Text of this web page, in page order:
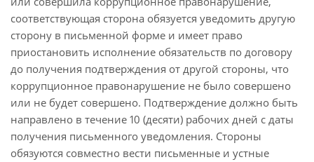
соответствующая сторона обязуется уведомить другую
сторону в письменной форме и имеет право
приостановить исполнение обязательств по договору
до получения подтверждения от другой стороны, что
коррупционное правонарушение не было совершено
или не будет совершено. Подтверждение должно быть
направлено в течение 10 (десяти) рабочих дней с даты
получения письменного уведомления. Стороны
обязуются совместно вести письменные и устные